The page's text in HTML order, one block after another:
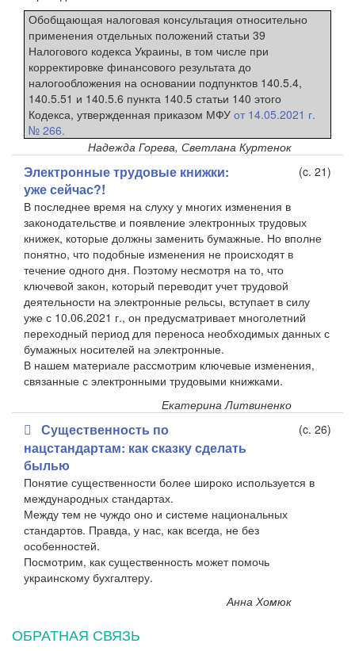
Обобщающая налоговая консультация относительно
применения отдельных положений статьи 39
Налогового кодекса Украины, в том числе при
корректировке финансового результата до
налогообложения на основании подпунктов 140.5.4,
140.5.51 и 140.5.6 пункта 140.5 статьи 140 этого
Кодекса, утвержденная приказом МФУ от 14.05.2021 г.
№ 266.
Надежда Горева, Светлана Куртенок
Электронные трудовые книжки:
уже сейчас?!
(c. 21)
В последнее время на слуху у многих изменения в
законодательстве и появление электронных трудовых
книжек, которые должны заменить бумажные. Но вполне
понятно, что подобные изменения не происходят в
течение одного дня. Поэтому несмотря на то, что
ключевой закон, который переводит учет трудовой
деятельности на электронные рельсы, вступает в силу
уже с 10.06.2021 г., он предусматривает многолетний
переходный период для переноса необходимых данных с
бумажных носителей на электронные.
В нашем материале рассмотрим ключевые изменения,
связанные с электронными трудовыми книжками.
Екатерина Литвиненко
Существенность по
нацстандартам: как сказку сделать
былью
(c. 26)
Понятие существенности более широко используется в
международных стандартах.
Между тем не чуждо оно и системе национальных
стандартов. Правда, у нас, как всегда, не без
особенностей.
Посмотрим, как существенность может помочь
украинскому бухгалтеру.
Анна Хомюк
ОБРАТНАЯ СВЯЗЬ